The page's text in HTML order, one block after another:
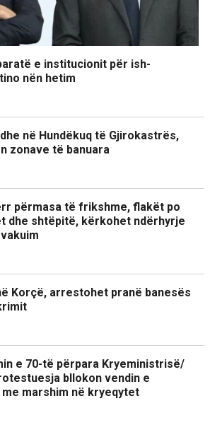
e institucionit për ish-
nën hetim
në Hundëkuq të Gjirokastrës,
zonave të banuara
përmasa të frikshme, flakët po
dhe shtëpitë, kërkohet ndërhyrje
Korçë, arrestohet pranë banesës
e 70-të përpara Kryeministrisë/
bllokon vendin e
marshim në kryeqytet